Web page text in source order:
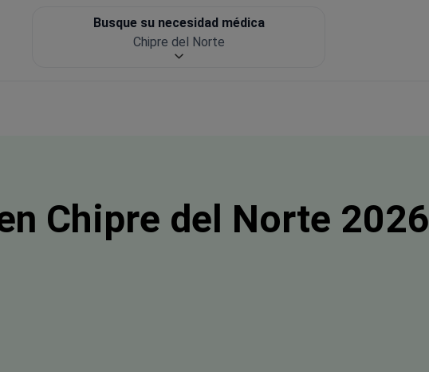
Busque su necesidad médica
Chipre del Norte
Chipre del Norte 2026